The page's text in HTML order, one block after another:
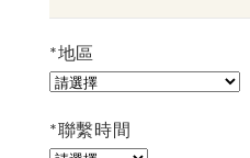
*地區
*聯繫時間